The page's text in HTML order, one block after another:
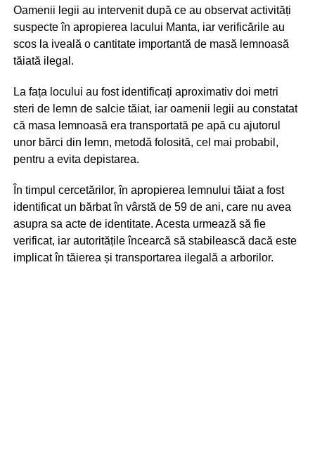
Oamenii legii au intervenit după ce au observat activități
suspecte în apropierea lacului Manta, iar verificările au
scos la iveală o cantitate importantă de masă lemnoasă
tăiată ilegal.
La fața locului au fost identificați aproximativ doi metri
steri de lemn de salcie tăiat, iar oamenii legii au constatat
că masa lemnoasă era transportată pe apă cu ajutorul
unor bărci din lemn, metodă folosită, cel mai probabil,
pentru a evita depistarea.
În timpul cercetărilor, în apropierea lemnului tăiat a fost
identificat un bărbat în vârstă de 59 de ani, care nu avea
asupra sa acte de identitate. Acesta urmează să fie
verificat, iar autoritățile încearcă să stabilească dacă este
implicat în tăierea și transportarea ilegală a arborilor.